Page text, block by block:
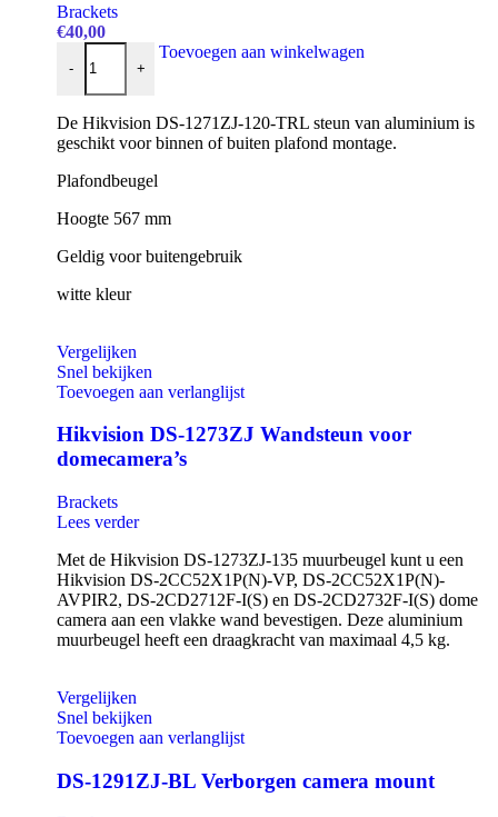
Brackets
€40,00
-
Hikvision DS-1271ZJ-120-TRL Plafond steun voor Exir /
+
Toevoegen aan winkelwagen
De Hikvision DS-1271ZJ-120-TRL steun van aluminium is
geschikt voor binnen of buiten plafond montage.
Plafondbeugel
Hoogte 567 mm
Geldig voor buitengebruik
witte kleur
Vergelijken
Snel bekijken
Toevoegen aan verlanglijst
Hikvision DS-1273ZJ Wandsteun voor
domecamera’s
Brackets
Lees verder
Met de Hikvision DS-1273ZJ-135 muurbeugel kunt u een
Hikvision DS-2CC52X1P(N)-VP, DS-2CC52X1P(N)-
AVPIR2, DS-2CD2712F-I(S) en DS-2CD2732F-I(S) dome
camera aan een vlakke wand bevestigen. Deze aluminium
muurbeugel heeft een draagkracht van maximaal 4,5 kg.
Vergelijken
Snel bekijken
Toevoegen aan verlanglijst
DS-1291ZJ-BL Verborgen camera mount